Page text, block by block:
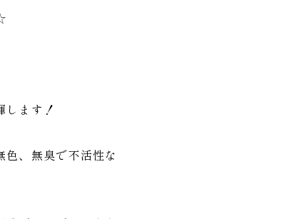
ます！
色、無臭で不活性な